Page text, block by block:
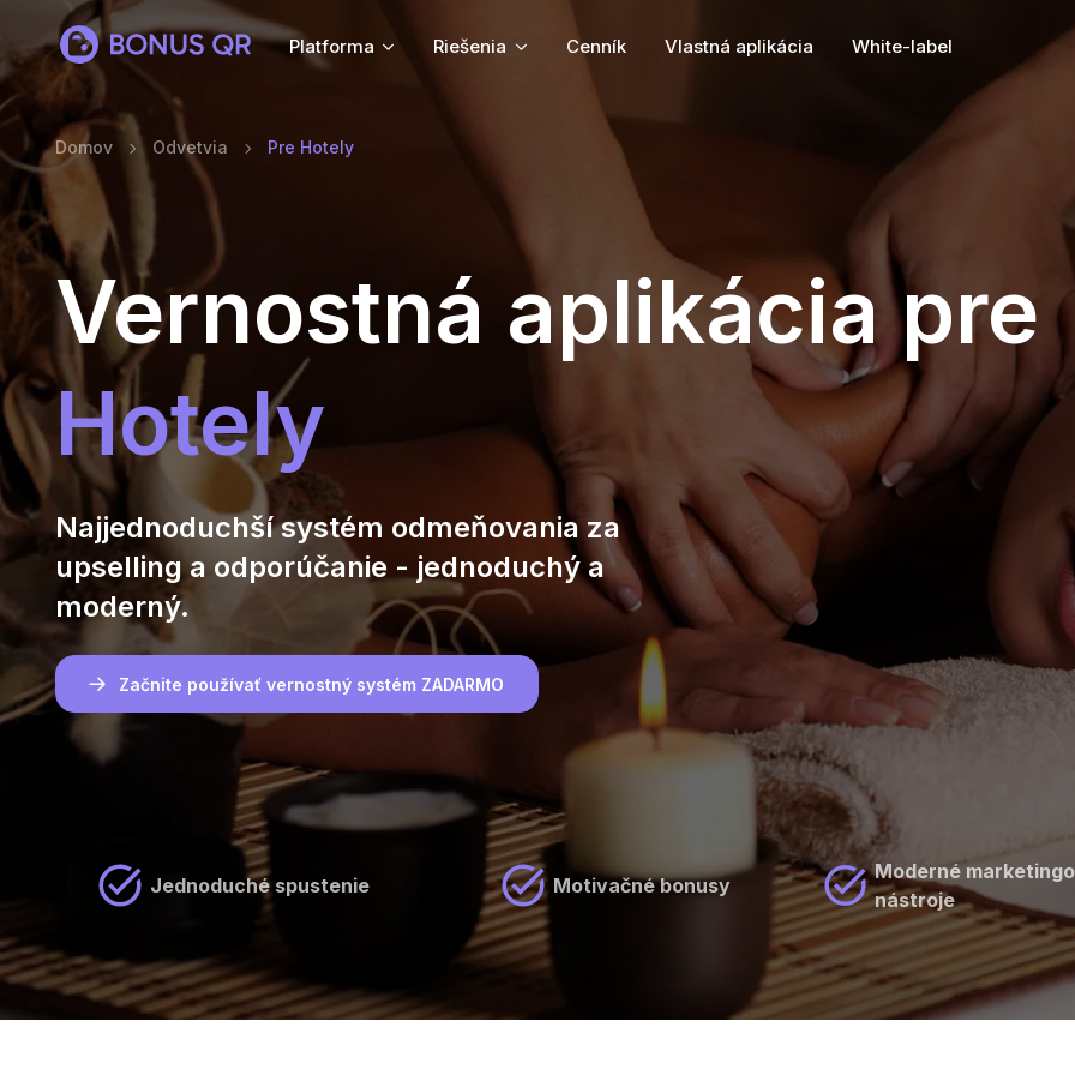
Platforma Riešenia Cenník Vlastná aplikácia White-label
Domov Odvetvia Pre Hotely
Vernostná aplikácia pre
Hotely
Najjednoduchší systém odmeňovania za
upselling a odporúčanie - jednoduchý a
moderný.
Začnite používať vernostný systém ZADARMO
Jednoduché spustenie Motivačné bonusy
Moderné
nástroje